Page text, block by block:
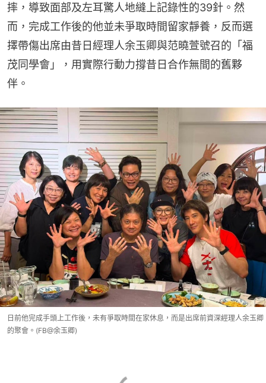
摔，導致面部及左耳驚人地縫上記錄性的39針。然
而，完成工作後的他並未爭取時間留家靜養，反而選
擇帶傷出席由昔日經理人余玉卿與范曉萱號召的「福
茂同學會」，用實際行動力撐昔日合作無間的舊夥
伴。
日前他完成手頭上工作後，未有爭取時間在家休息，而是出席前資深經理人余玉卿
的聚會。(FB@余玉卿)